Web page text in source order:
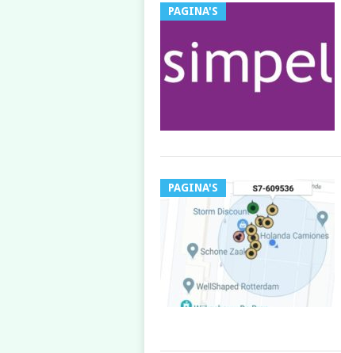
PAGINA'S
PAGINA'S